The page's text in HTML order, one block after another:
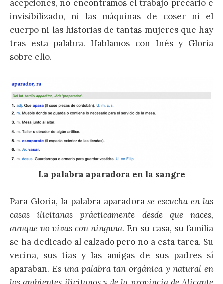
acepciones, no encontramos el trabajo precario e
invisibilizado, ni las máquinas de coser ni el
cuerpo ni las historias de tantas mujeres que hay
tras esta palabra. Hablamos con Inés y Gloria
sobre ello.
La palabra aparadora en la sangre
Para Gloria, la palabra aparadorase escucha en las
casas ilicitanas prácticamente desde que naces,
aunque no vivas con ninguna. En su casa, su familia
se ha dedicado al calzado pero no a esta tarea. Su
vecina, sus tías y las amigas de sus padres sí
aparaban. Es una palabra tan orgánica y natural en